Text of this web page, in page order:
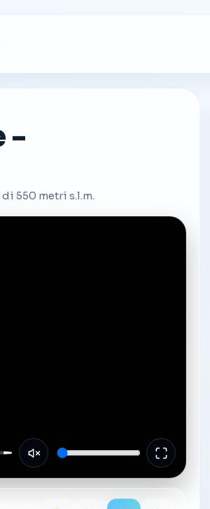
-
550 metri s.l.m.